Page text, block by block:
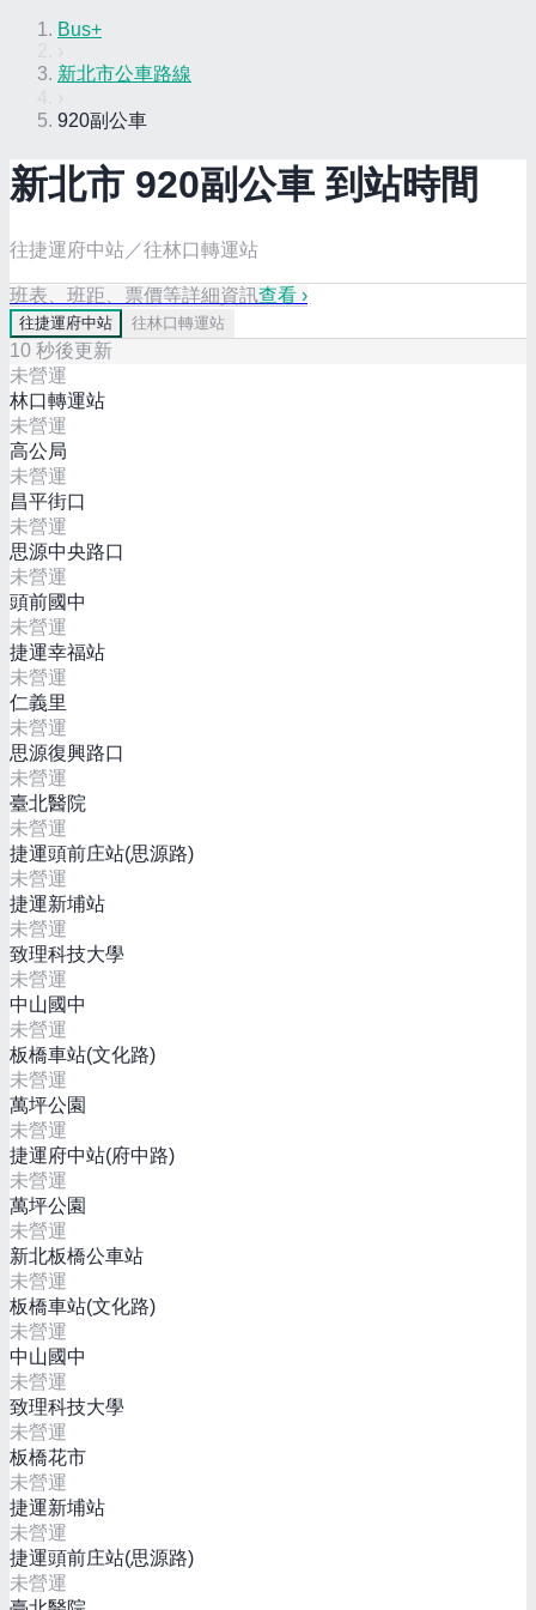
Bus+
新北市公車路線
920副公車
新北市 920副公車 到站時間
往捷運府中站／往林口轉運站
班表、班距、票價等詳細資訊查看 ›
往捷運府中站 往林口轉運站
10 秒後更新
未營運
林口轉運站
未營運
高公局
未營運
昌平街口
未營運
思源中央路口
未營運
頭前國中
未營運
捷運幸福站
未營運
仁義里
未營運
思源復興路口
未營運
臺北醫院
未營運
捷運頭前庄站(思源路)
未營運
捷運新埔站
未營運
致理科技大學
未營運
中山國中
未營運
板橋車站(文化路)
未營運
萬坪公園
未營運
捷運府中站(府中路)
未營運
萬坪公園
未營運
新北板橋公車站
未營運
板橋車站(文化路)
未營運
中山國中
未營運
致理科技大學
未營運
板橋花市
未營運
捷運新埔站
未營運
捷運頭前庄站(思源路)
未營運